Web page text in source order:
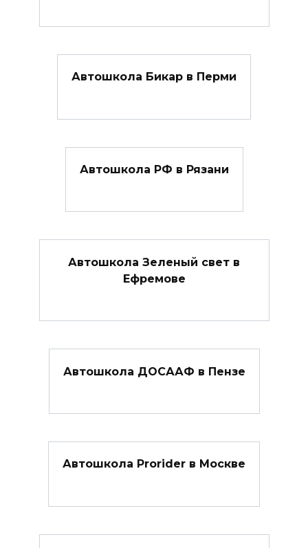
Автошкола Бикар в Перми
Автошкола РФ в Рязани
Автошкола Зеленый свет в
Ефремове
Автошкола ДОСААФ в Пензе
Автошкола Prorider в Москве